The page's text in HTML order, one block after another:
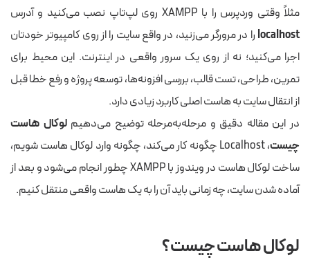
مثلاً وقتی وردپرس را با XAMPP روی لپ‌تاپ نصب می‌کنید و آدرس
localhost را در مرورگر می‌زنید، در واقع سایت را از روی کامپیوتر خودتان
اجرا می‌کنید؛ نه از روی یک سرور واقعی در اینترنت. این محیط برای
تمرین، طراحی، تست قالب، بررسی افزونه‌ها، توسعه پروژه و رفع خطا قبل
از انتقال سایت به هاست اصلی کاربرد زیادی دارد.
در این مقاله دقیق و مرحله‌به‌مرحله توضیح می‌دهیملوکال هاست
چیست
، Localhost چگونه کار می‌کند، چگونه وارد لوکال هاست شویم،
ساخت لوکال هاست در ویندوز با XAMPP چطور انجام می‌شود و بعد از
آماده شدن سایت، چه زمانی باید آن را به یک هاست واقعی منتقل کنیم.
لوکال هاست چیست؟